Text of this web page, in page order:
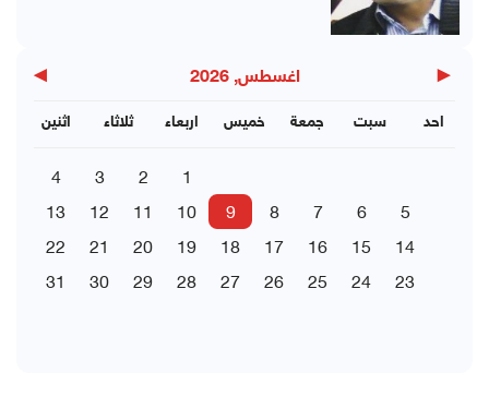
◀ اغسطس, 2026 ▶
اثنين ثلاثاء اربعاء خميس جمعة سبت احد
1
2
3
4
5
6
7
8
9
10
11
12
13
14
15
16
17
18
19
20
21
22
23
24
25
26
27
28
29
30
31